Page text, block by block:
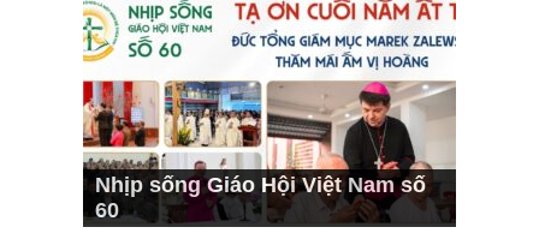
Nhịp sống Giáo Hội Việt Nam số
60